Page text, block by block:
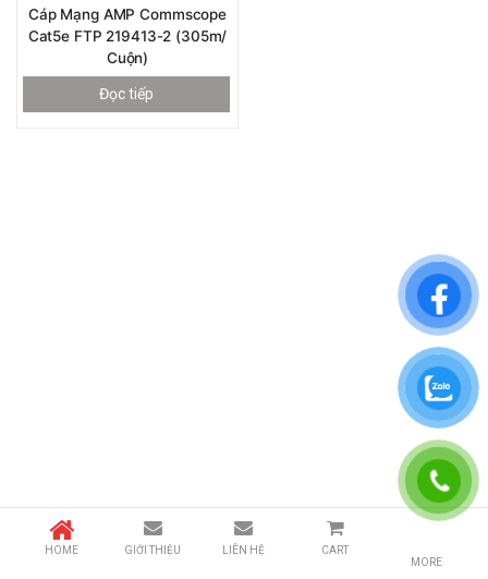
Cáp Mạng AMP Commscope
Cat5e FTP 219413-2 (305m/
Cuộn)
Đọc tiếp
HOME GIỚI THIỆU LIÊN HỆ
CART
MORE